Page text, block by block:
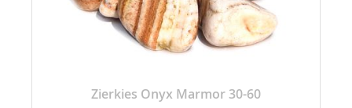
Zierkies Onyx Marmor 30-60